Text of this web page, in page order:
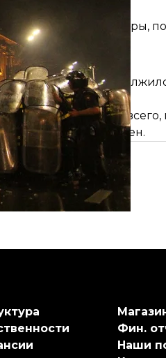
— были ссоры,
в парламент
по Тбилиси.
митинги, скорее
до сих пор
не решен.
Фин.
Наши